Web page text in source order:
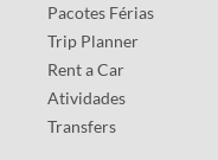
Pacotes Férias
Trip Planner
Rent a Car
Atividades
Transfers